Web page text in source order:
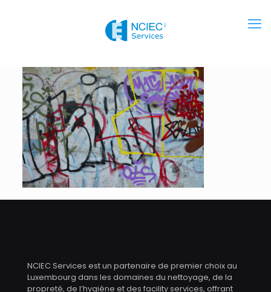
NCIEC Services est un partenaire de premier choix au
Luxembourg dans les domaines du nettoyage, de la
propreté, de l’hygiène et des facility services, offrant